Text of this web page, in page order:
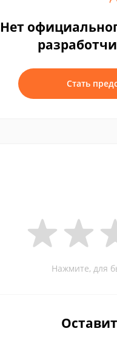
Нет
Стать
Нажмите, для